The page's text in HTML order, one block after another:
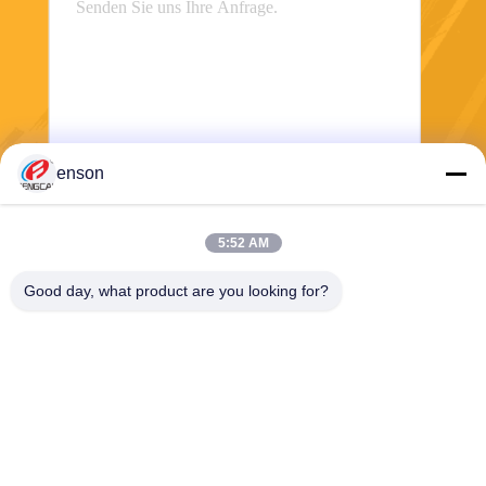
Senden Sie
enson
5:52 AM
Good day, what product are you looking for?